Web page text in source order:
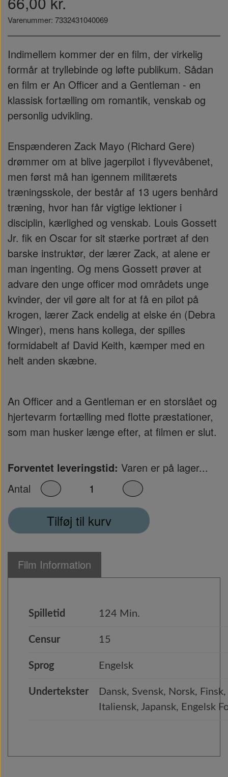
Varenummer: 7332431040069
Indimellem kommer der en film, der virkelig
formår at tryllebinde og løfte publikum. Sådan
en film er An Officer and a Gentleman - en
klassisk fortælling om romantik, venskab og
personlig udvikling.
Enspænderen Zack Mayo (Richard Gere)
drømmer om at blive jagerpilot i flyvevåbenet,
men først må han igennem militærets
træningsskole, der består af 13 ugers benhård
træning, hvor han får vigtige lektioner i
disciplin, kærlighed og venskab. Louis Gossett
Jr. fik en Oscar for sit stærke portræt af den
barske instruktør, der lærer Zack, at alene er
man ingenting. Og mens Gossett prøver at
advare den unge officer mod områdets unge
kvinder, der vil gøre alt for at få en pilot på
krogen, lærer Zack endelig at elske én (Debra
Winger), mens hans kollega, der spilles
formidabelt af David Keith, kæmper med en
helt anden skæbne.
An Officer and a Gentleman er en storslået og
hjertevarm fortælling med flotte præstationer,
som man husker længe efter, at filmen er slut.
Forventet leveringstid: Varen er på lager...
Antal
Tilføj til kurv
Film Information
Spilletid 124 Min.
Censur 15
Sprog Engelsk
Undertekster
Dansk, Svensk, Norsk,
Italiensk, Japansk, Engelsk